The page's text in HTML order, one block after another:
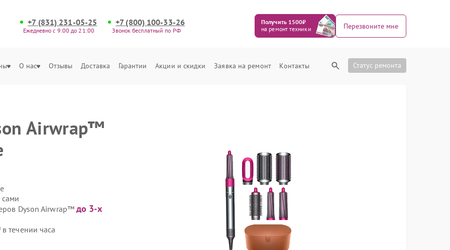
+7 (831) 231-05-25
Ежедневно с 9:00 до 21:00
+7 (800) 100-33-26
Звонок бесплатный по РФ
Получить 1500₽
на ремонт техники
Перезвоните мне
О нас Отзывы Доставка Гарантии Акции и скидки Заявка на ремонт Контакты Статус ремонта
Airwrap™
Dyson Airwrap™ до 3-х
течении часа